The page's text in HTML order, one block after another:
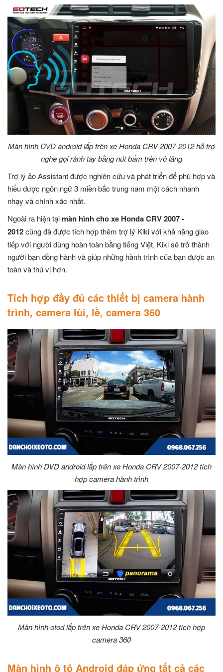
Màn hình DVD android lắp trên xe Honda CRV 2007-2012 hỗ trợ
nghe gọi rảnh tay bằng nút bấm trên vô lăng
Trợ lý ảo Assistant được nghiên cứu và phát triển để phù hợp và
hiểu được ngôn ngữ 3 miền bắc trung nam một cách nhanh
nhạy và chính xác nhất.
Ngoài ra hiện tại màn hình cho xe Honda CRV 2007 -
2012cũng đã được tích hợp thêm trợ lý Kiki với khả năng giao
tiếp với người dùng hoàn toàn bằng tiếng Việt, Kiki sẽ trở thành
người bạn đồng hành và giúp những hành trình của bạn được an
toàn và thú vị hơn.
Tích hợp đầy đủ các thiết bị camera hành
trình, camera lùi, lề, camera 360
Màn hình DVD android lắp trên xe Honda CRV 2007-2012 tích
hợp camera hành trình
Màn hình otod lắp trên xe Honda CRV 2007-2012 tích hợp
camera 360
Màn hình ô tô Android đáp ứng tất cả các